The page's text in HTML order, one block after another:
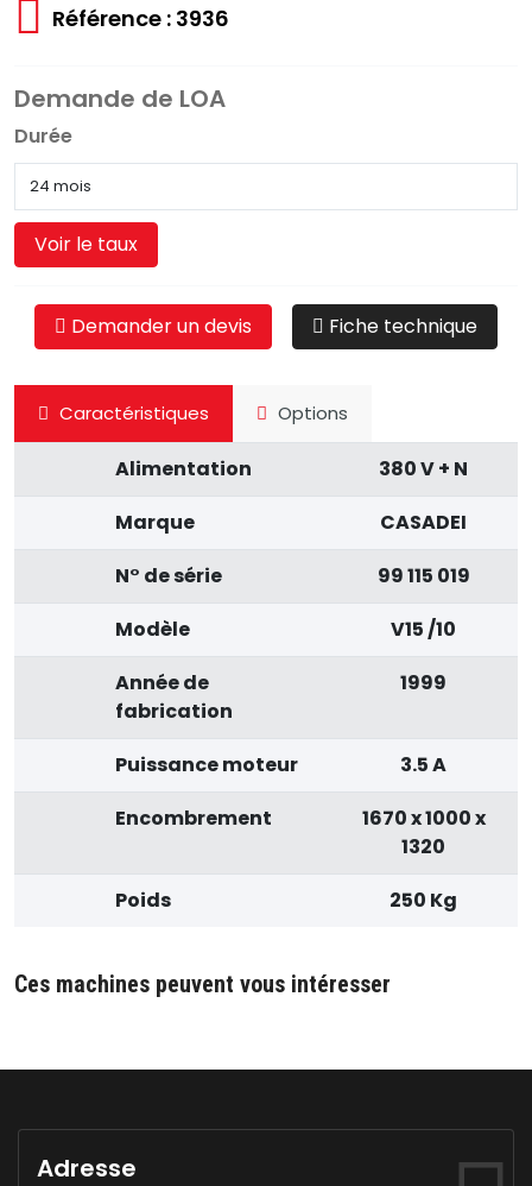
Référence : 3936
Demande de LOA
Durée
Voir le taux
Demander un devis Fiche technique
Caractéristiques Options
Alimentation
380 V + N
Marque
CASADEI
N° de série
99 115 019
Modèle
V15 /10
Année de
fabrication
1999
Puissance moteur
3.5 A
Encombrement
1670 x 1000 x
1320
Poids
250 Kg
Ces machines peuvent vous intéresser
Adresse